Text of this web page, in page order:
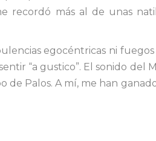
recordó más al de unas
egocéntricas ni
“a gustico”. El sonido del
de Palos. A mí, me han